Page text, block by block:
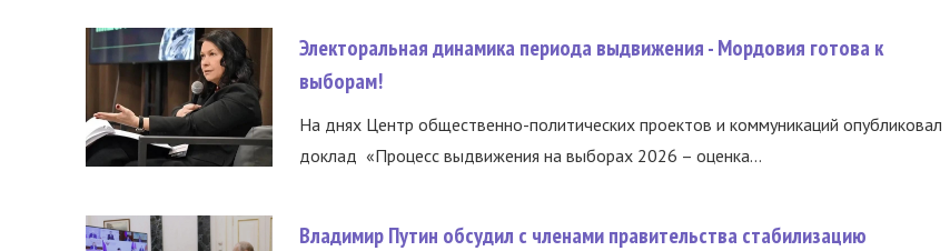
Электоральная динамика периода выдвижения - Мордовия готова к
выборам!
На днях Центр общественно-политических проектов и коммуникаций опубликовал
доклад «Процесс выдвижения на выборах 2026 – оценка...
Владимир Путин обсудил с членами правительства стабилизацию